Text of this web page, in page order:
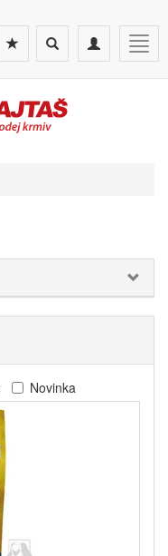
Toggle
navigation
Toggle
search
Novinka